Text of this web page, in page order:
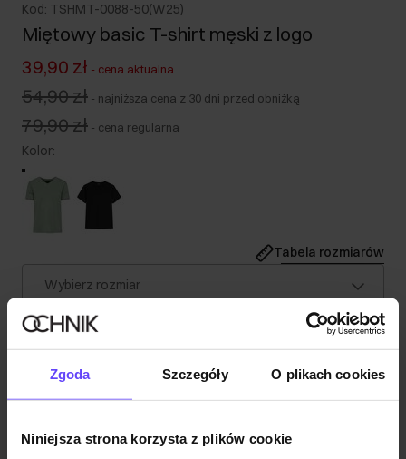
Zgoda Szczegóły O plikach cookies
Niniejsza strona korzysta z plików cookie
Kod: TSHMT-0088-50(W25)
Miętowy basic T-shirt męski z logo
39,90 zł - cena aktualna
54,90 zł - najniższa cena z 30 dni przed obniżką
79,90 zł - cena regularna
Kolor:
Tabela rozmiarów
Wybierz rozmiar
Nasz model ma 183 cm wzrostu i nosi rozmiar M.
Opis produktu